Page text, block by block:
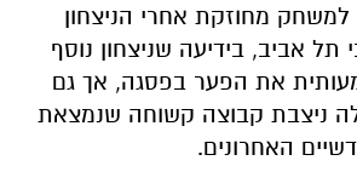
מחוזקת אחרי הניצחון
אביב, בידיעה שניצחון נוסף
את הפער בפסגה, אך גם
ניצבת קבוצה קשוחה שנמצאת
האחרונים.